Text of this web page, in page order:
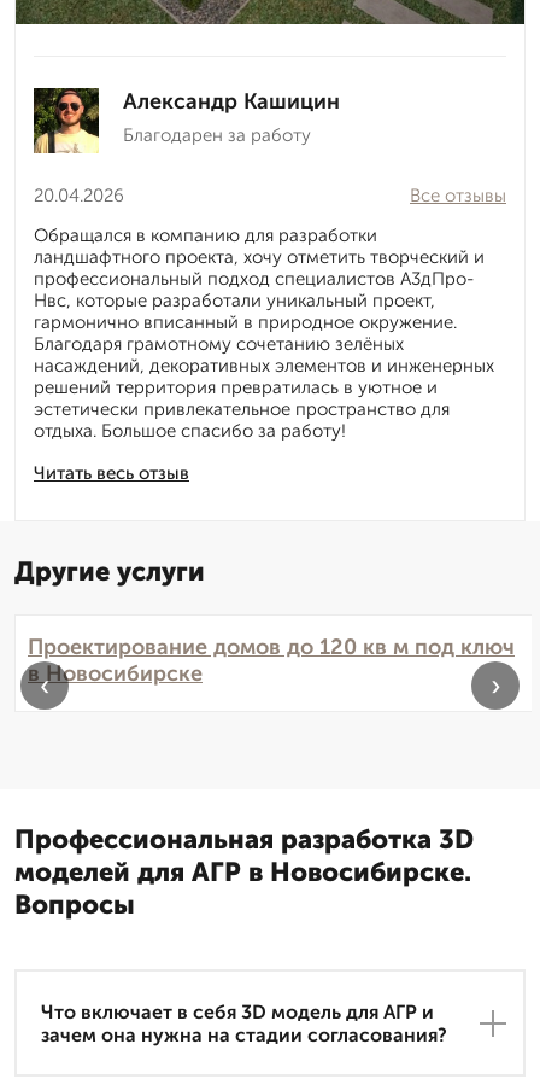
Александр Кашицин
Благодарен за работу
20.04.2026
Читать весь отзыв
Все отзывы
Обращался в компанию для разработки
ландшафтного проекта, хочу отметить творческий и
профессиональный подход специалистов А3дПро-
Нвс, которые разработали уникальный проект,
гармонично вписанный в природное окружение.
Благодаря грамотному сочетанию зелёных
насаждений, декоративных элементов и инженерных
решений территория превратилась в уютное и
эстетически привлекательное пространство для
отдыха. Большое спасибо за работу!
Другие услуги
Проектирование домов до 120 кв м под ключ
в Новосибирске
‹ ›
Профессиональная разработка 3D
моделей для АГР в Новосибирске.
Вопросы
Что включает в себя 3D модель для АГР и
зачем она нужна на стадии согласования?